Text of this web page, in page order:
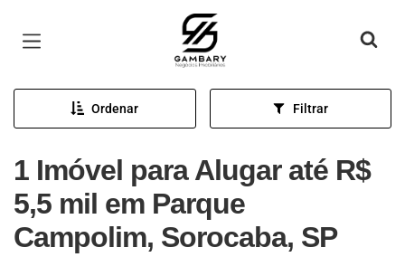
Página inicial
Ordenar Filtrar
1 Imóvel para Alugar até R$
5,5 mil em Parque
Campolim, Sorocaba, SP